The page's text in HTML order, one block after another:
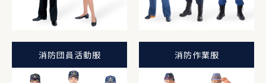
消防団員活動服 消防作業服